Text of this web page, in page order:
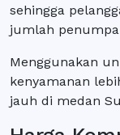
sehingga
jumlah
Menggunakan
kenyamanan
jauh di medan